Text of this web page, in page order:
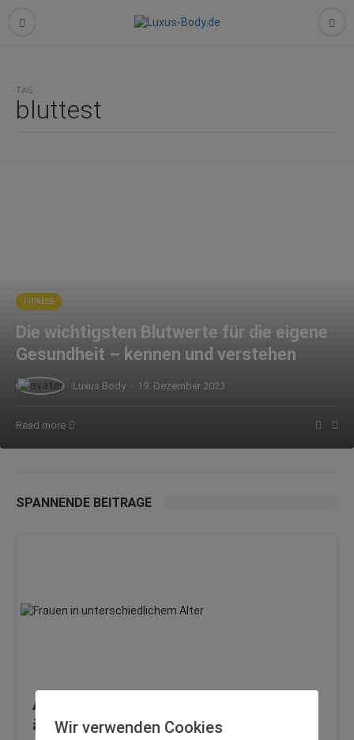
TAG
bluttest
FITNESS
Die wichtigsten Blutwerte für die eigene
Gesundheit – kennen und verstehen
Luxus Body · 19. Dezember 2023
Read more
SPANNENDE BEITRÄGE
Abnehmen ab 40: Was sich im Körper
ändertWir verwenden Cookies